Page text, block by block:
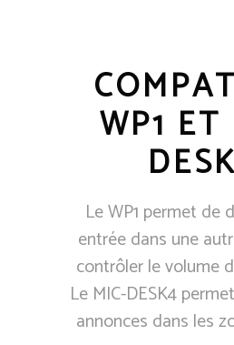
WP1
Le WP1 permet de
entrée dans une
contrôler le volume
Le MIC-DESK4
annonces dans les